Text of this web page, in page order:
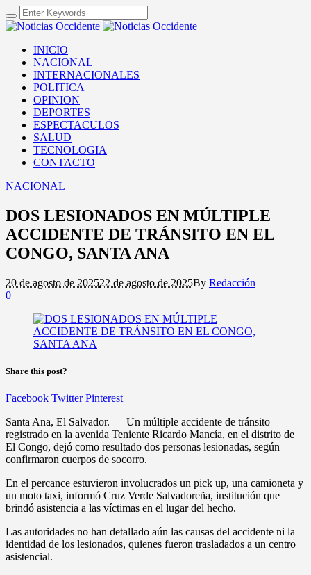
INICIO
NACIONAL
INTERNACIONALES
POLITICA
OPINION
DEPORTES
ESPECTACULOS
SALUD
TECNOLOGIA
CONTACTO
NACIONAL
DOS LESIONADOS EN MÚLTIPLE
ACCIDENTE DE TRÁNSITO EN EL
CONGO, SANTA ANA
20 de agosto de 202522 de agosto de 2025By Redacción
0
Share this post?
Facebook Twitter Pinterest
Santa Ana, El Salvador. — Un múltiple accidente de tránsito
registrado en la avenida Teniente Ricardo Mancía, en el distrito de
El Congo, dejó como resultado dos personas lesionadas, según
confirmaron cuerpos de socorro.
En el percance estuvieron involucrados un pick up, una camioneta y
un moto taxi, informó Cruz Verde Salvadoreña, institución que
brindó asistencia a las víctimas en el lugar del hecho.
Las autoridades no han detallado aún las causas del accidente ni la
identidad de los lesionados, quienes fueron trasladados a un centro
asistencial.